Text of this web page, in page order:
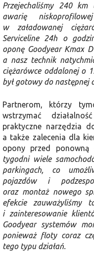
Przejechaliśmy 240
awarię
w załadowanej
Serviceline 24h o
oponę Goodyear Kmax
a nasz technik
ciężarówce oddalonej o
był gotowy do następnej
Partnerom, którzy
wstrzymać
praktyczne narzędzia
a także zalecenia dla
opony przed ponowną
tygodni wiele
parkingach, co
pojazdów i
oraz montaż nowego
efekcie zauważyliśmy
i zainteresowanie
Goodyear systemów
ponieważ floty coraz
tego typu działań.